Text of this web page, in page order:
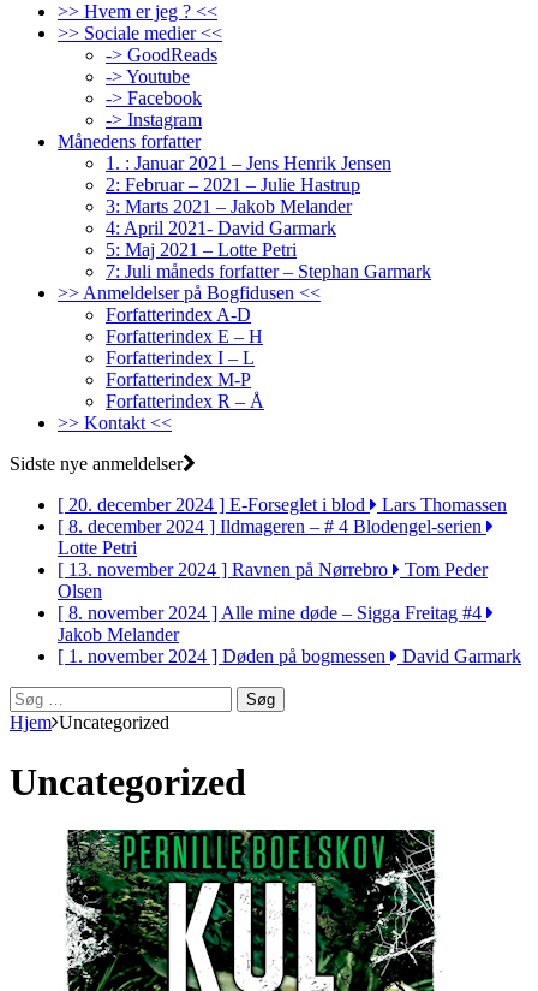
>> Hvem er jeg ? <<
>> Sociale medier <<
-> GoodReads
-> Youtube
-> Facebook
-> Instagram
Månedens forfatter
1. : Januar 2021 – Jens Henrik Jensen
2: Februar – 2021 – Julie Hastrup
3: Marts 2021 – Jakob Melander
4: April 2021- David Garmark
5: Maj 2021 – Lotte Petri
7: Juli måneds forfatter – Stephan Garmark
>> Anmeldelser på Bogfidusen <<
Forfatterindex A-D
Forfatterindex E – H
Forfatterindex I – L
Forfatterindex M-P
Forfatterindex R – Å
>> Kontakt <<
Sidste nye anmeldelser
[ 20. december 2024 ] E-Forseglet i blod
Lars Thomassen
[ 8. december 2024 ] Ildmageren – # 4 Blodengel-serien
Lotte Petri
[ 13. november 2024 ] Ravnen på Nørrebro
Tom Peder
Olsen
[ 8. november 2024 ]Alle mine døde – Sigga Freitag #4
Jakob Melander
[ 1. november 2024 ] Døden på bogmessen
David Garmark
Søg
efter:
Hjem Uncategorized
Uncategorized